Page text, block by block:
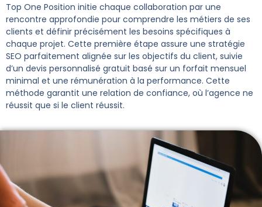
Top One Position initie chaque collaboration par une
rencontre approfondie pour comprendre les métiers de ses
clients et définir précisément les besoins spécifiques à
chaque projet. Cette première étape assure une stratégie
SEO parfaitement alignée sur les objectifs du client, suivie
d’un devis personnalisé gratuit basé sur un forfait mensuel
minimal et une rémunération à la performance. Cette
méthode garantit une relation de confiance, où l’agence ne
réussit que si le client réussit.